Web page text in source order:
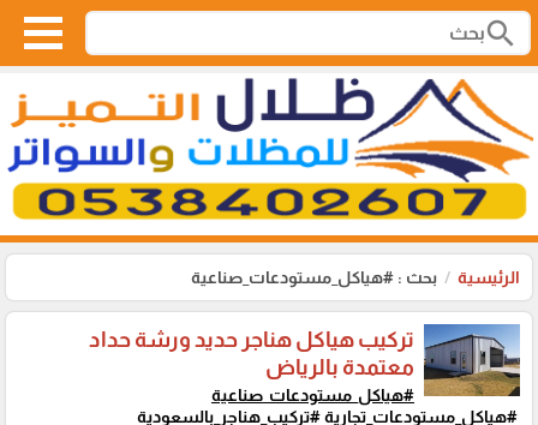
search
الرئيسية بحث : #هياكل_مستودعات_صناعية
تركيب هياكل هناجر حديد ورشة حداد
معتمدة بالرياض
#هياكل_مستودعات_صناعية
#هياكل_مستودعات_تجارية #تركيب_هناجر_بالسعودية